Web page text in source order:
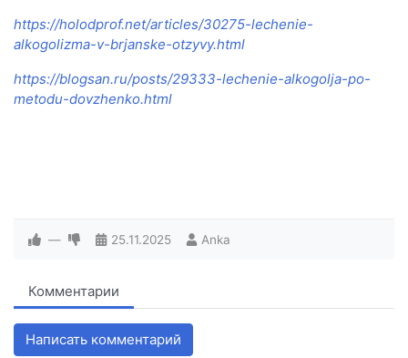
https://holodprof.net/articles/30275-lechenie-
alkogolizma-v-brjanske-otzyvy.html
https://blogsan.ru/posts/29333-lechenie-alkogolja-po-
metodu-dovzhenko.html
— 25.11.2025 Anka
Комментарии
Написать комментарий